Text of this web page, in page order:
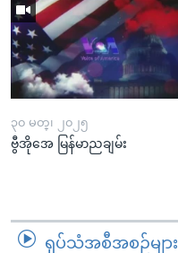
၃၀ မတ္၊ ၂၀၂၅
ဗွီအိုအေ မြန်မာညချမ်း
ရုပ်သံအစီအစဉ်များ